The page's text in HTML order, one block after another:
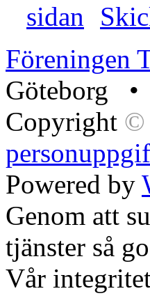
Föreningen
Göteborg •
Copyright ©
Powered by
Genom att
tjänster så
Vår